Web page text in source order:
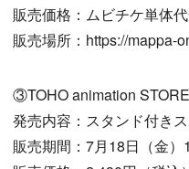
販売価格：ムビチケ単体
販売場所：https://mappa-
③TOHO animation STORE
発売内容：スタンド付き
販売期間：7月18日（金